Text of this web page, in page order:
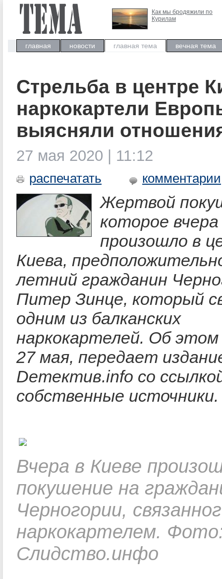
Как мы бродяжили по
Курилам
главная новости главная тема вечная тема
Стрельба в центре
наркокартели
выясняли
27 мая 2020 | 11:12
распечатать комментарии
Жертвой
которое вчера
произошло в
Киева,
летний гражданин
Питер Зинце, который
одним из балканских
наркокартелей. Об этом
27 мая, передает
Deтектив.info со
собственные источники.
Вчера в Киеве
покушение на
Черногории,
наркокартелем.
Слидство.инфо